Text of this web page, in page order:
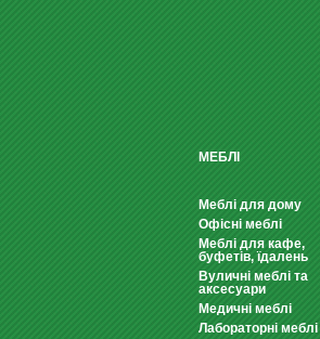
МЕБЛІ
Меблі для дому
Офісні меблі
Меблі для кафе,
буфетів, їдалень
Вуличні меблі та
аксесуари
Медичні меблі
Лабораторні меблі